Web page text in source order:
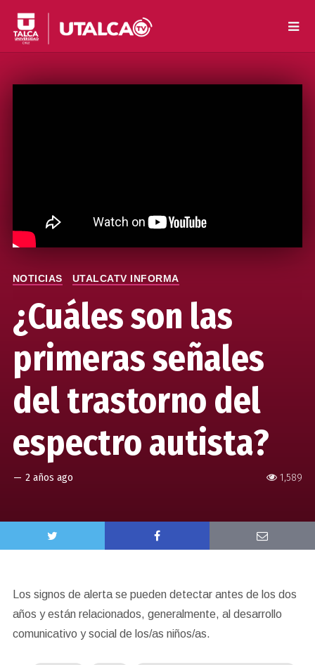
1,589
NOTICIAS UTALCATV INFORMA
¿Cuáles son las
primeras señales
del trastorno del
espectro autista?
— 2 años ago
Los signos de alerta se pueden detectar antes de los dos
años y están relacionados, generalmente, al desarrollo
comunicativo y social de los/as niños/as.